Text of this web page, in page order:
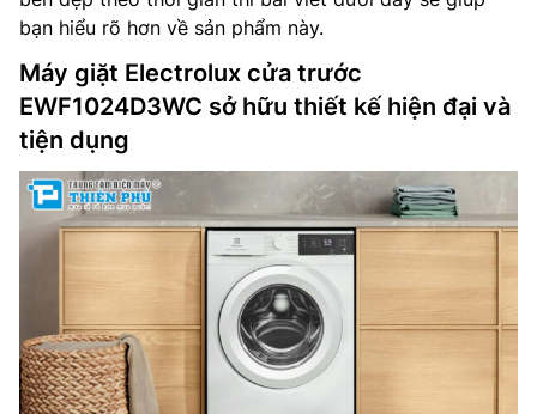
bạn hiểu rõ hơn về sản phẩm này.
Máy giặt Electrolux cửa trước
EWF1024D3WC sở hữu thiết kế hiện đại và
tiện dụng